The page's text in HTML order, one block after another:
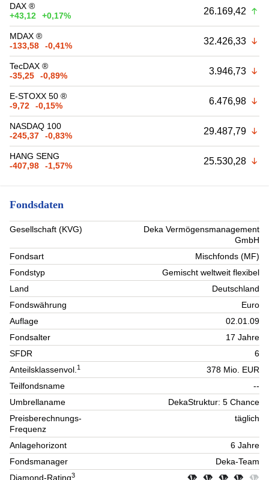
DAX ®
+43,12
+0,17% 26.169,42
MDAX ®
-133,58
-0,41% 32.426,33
TecDAX ®
-35,25
-0,89% 3.946,73
E-STOXX 50 ®
-9,72
-0,15% 6.476,98
NASDAQ 100
-245,37
-0,83% 29.487,79
HANG SENG
-407,98
-1,57% 25.530,28
Fondsdaten
Gesellschaft (KVG)
Deka Vermögensmanagement
GmbH
Fondsart
Mischfonds (MF)
Fondstyp
Gemischt weltweit flexibel
Land
Deutschland
Fondswährung
Euro
Auflage
02.01.09
Fondsalter
17 Jahre
SFDR
6
Anteilsklassenvol.1
378 Mio. EUR
Teilfondsname
--
Umbrellaname
DekaStruktur: 5 Chance
Preisberechnungs-
Frequenz
täglich
Anlagehorizont
6 Jahre
Fondsmanager
Deka-Team
Diamond-Rating3